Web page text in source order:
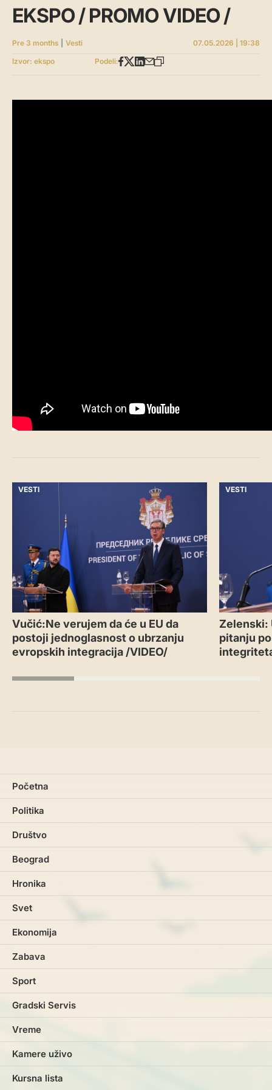
EKSPO / PROMO VIDEO /
Pre 3 months Vesti
07.05.2026 | 19:38
Izvor: ekspo
Podeli:
VESTI
Vučić:Ne verujem da će u EU da
postoji jednoglasnost o ubrzanju
evropskih integracija /VIDEO/
VESTI
Zelenski:
pitanju
Početna
Politika
Društvo
Beograd
Hronika
Svet
Ekonomija
Zabava
Sport
Gradski Servis
Vreme
Kamere uživo
Kursna lista